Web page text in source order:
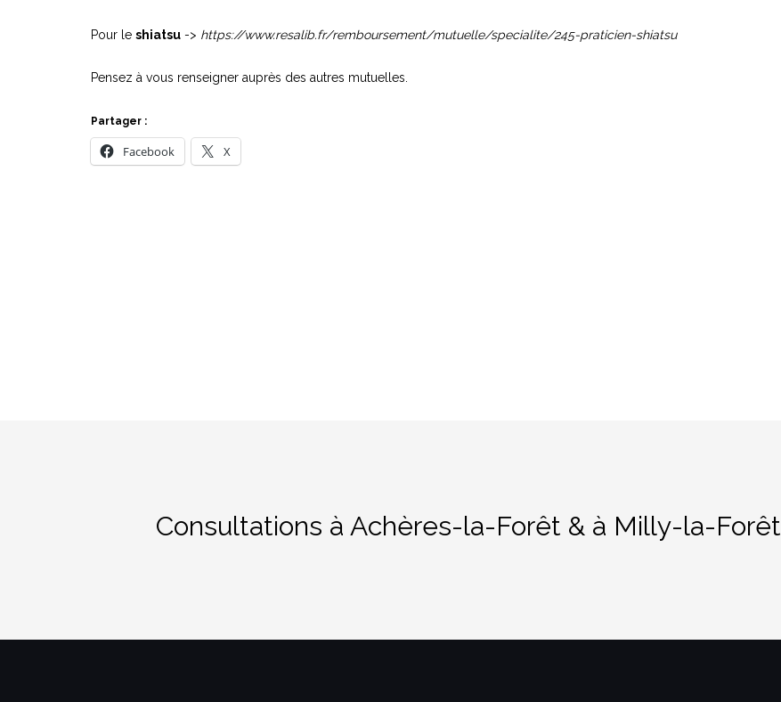
Pour le shiatsu -> https://www.resalib.fr/remboursement/mutuelle/specialite/245-praticien-shiatsu
Pensez à vous renseigner auprès des autres mutuelles.
Partager :
Facebook X
Consultations à Achères-la-Forêt & à Milly-la-Forêt